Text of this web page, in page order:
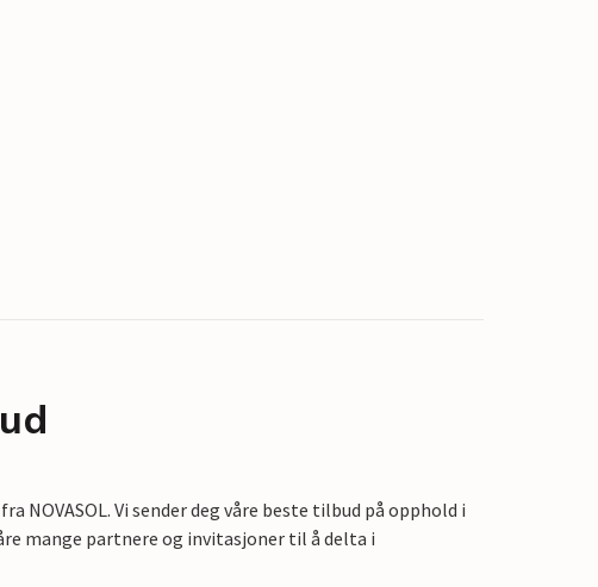
Vi sender deg våre beste tilbud på opphold i
mange partnere og invitasjoner til å delta i